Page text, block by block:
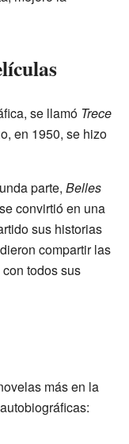
se llamó Trece
en 1950, se hizo
parte, Belles
convirtió en una
sus historias
compartir las
todos sus
más en la